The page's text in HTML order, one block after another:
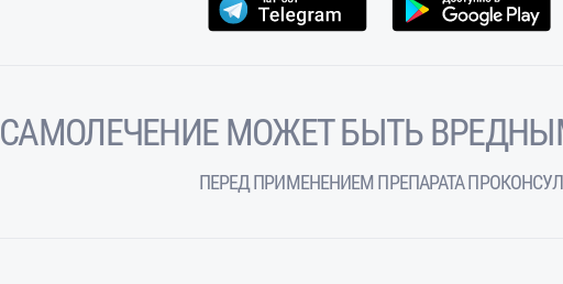
САМОЛЕЧЕНИЕ МОЖЕТ БЫТЬ
ПЕРЕД ПРИМЕНЕНИЕМ ПРЕПАРАТА